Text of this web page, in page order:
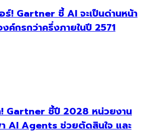
ร์! Gartner ชี้ AI จะเป็นด่านหน้า
กรกว่าครึ่งภายในปี 2571
Gartner ชี้ปี 2028 หน่วยงาน
AI Agents ช่วยตัดสินใจ และ